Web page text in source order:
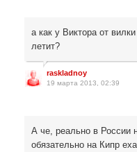
а как у Виктора от
летит?
raskladnoy
19 марта 2013, 02:39
А че, реально в России
обязательно на Кипр